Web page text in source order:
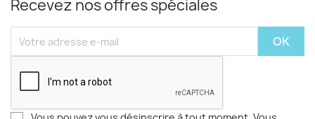
Recevez nos offres spéciales